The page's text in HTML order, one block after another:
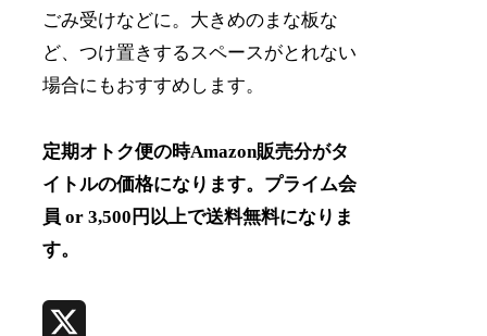
ごみ受けなどに。大きめのまな板な
ど、つけ置きするスペースがとれない
場合にもおすすめします。
定期オトク便の時Amazon販売分がタ
イトルの価格になります。プライム会
員 or 3,500円以上で送料無料になりま
す。